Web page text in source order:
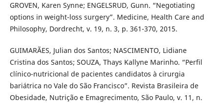
GROVEN, Karen Synne; ENGELSRUD, Gunn. “Negotiating
options in weight-loss surgery”. Medicine, Health Care and
Philosophy, Dordrecht, v. 19, n. 3, p. 361-370, 2015.
GUIMARÃES, Julian dos Santos; NASCIMENTO, Lidiane
Cristina dos Santos; SOUZA, Thays Kallyne Marinho. “Perfil
clínico-nutricional de pacientes candidatos à cirurgia
bariátrica no Vale do São Francisco”. Revista Brasileira de
Obesidade, Nutrição e Emagrecimento, São Paulo, v. 11, n.